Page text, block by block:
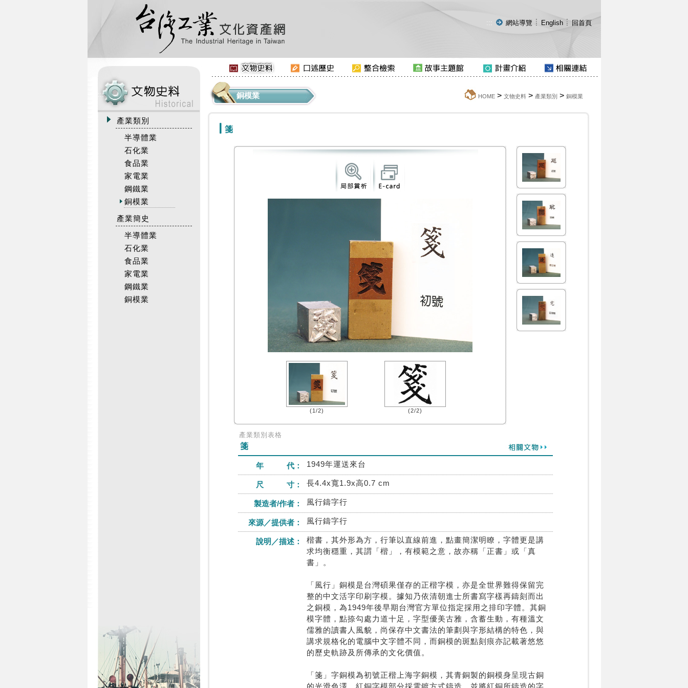
::: 網站導覽 English 回首頁
:::
產業類別
半導體業
石化業
食品業
家電業
鋼鐵業
銅模業
產業簡史
半導體業
石化業
食品業
家電業
鋼鐵業
銅模業
銅模業 HOME> 文物史料> 產業類別 > 銅模業
箋
(1/2) (2/2)
產業類別表格
箋
年 代： 1949年運送來台
尺 寸： 長4.4x寬1.9x高0.7 cm
製造者/作者： 風行鑄字行
來源／提供者： 風行鑄字行
說明／描述：
楷書，其外形為方，行筆以直線前進，點畫簡潔明瞭，字體更是講
求均衡穩重，其謂「楷」，有模範之意，故亦稱「正書」或「真
書」。
「風行」銅模是台灣碩果僅存的正楷字模，亦是全世界難得保留完
整的中文活字印刷字模。據知乃依清朝進士所書寫字樣再鑄刻而出
之銅模，為1949年後早期台灣官方單位指定採用之排印字體。其銅
模字體，點捺勾處力道十足，字型優美古雅，含蓄生動，有種溫文
儒雅的讀書人風貌，尚保存中文書法的筆劃與字形結構的特色，與
講求規格化的電腦中文字體不同，而銅模的斑點刻痕亦記載著悠悠
的歷史軌跡及所傳承的文化價值。
「箋」字銅模為初號正楷上海字銅模，其青銅製的銅模身呈現古銅
的光滑色澤，紅銅字模部分採電鍍方式鑄造，並將紅銅所鑄造的字